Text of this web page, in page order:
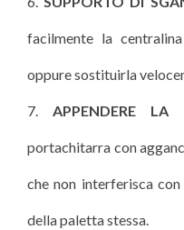
facilmente la
oppure sostituirla
APPENDERE LA
portachitarra con
che non interferisca
della paletta stessa.